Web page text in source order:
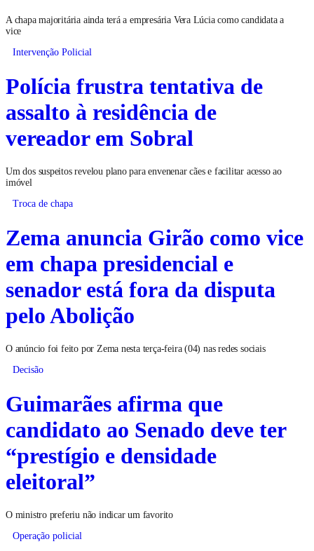
A chapa majoritária ainda terá a empresária Vera Lúcia como candidata a
vice
Intervenção Policial
Polícia frustra tentativa de
assalto à residência de
vereador em Sobral
Um dos suspeitos revelou plano para envenenar cães e facilitar acesso ao
imóvel
Troca de chapa
Zema anuncia Girão como vice
em chapa presidencial e
senador está fora da disputa
pelo Abolição
O anúncio foi feito por Zema nesta terça-feira (04) nas redes sociais
Decisão
Guimarães afirma que
candidato ao Senado deve ter
“prestígio e densidade
eleitoral”
O ministro preferiu não indicar um favorito
Operação policial